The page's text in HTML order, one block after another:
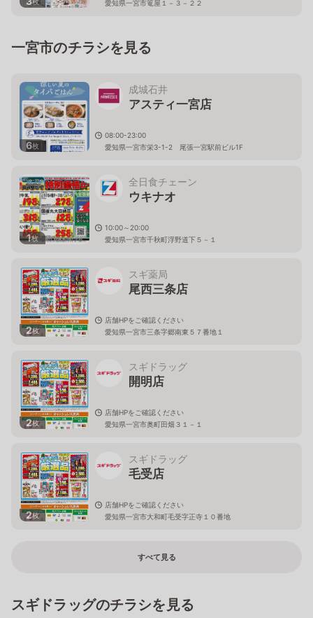
愛知県一宮市篭屋１－３－２２
一宮市のチラシを見る
6枚
成城石井
アスティ一宮店
08:00-23:00
愛知県一宮市栄3-1-2 尾張一宮駅前ビル1F
1枚
全日食チェーン
ウキナオ
10:00～20:00
愛知県一宮市千秋町浮野道下５－１
2枚
スギ薬局
尾西三条店
店舗HPをご確認ください
愛知県一宮市三条字郷南東５７番地１
2枚
スギドラッグ
開明店
店舗HPをご確認ください
愛知県一宮市奥町田畑３１－１
2枚
スギドラッグ
毛受店
店舗HPをご確認ください
愛知県一宮市大和町毛受字正寺１０番地
すべて見る
スギドラッグのチラシを見る